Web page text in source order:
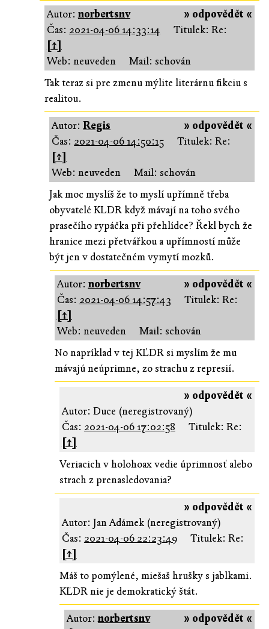
» odpovědět «
Autor:norbertsnv
Čas: 2021-04-06 14:33:14
Titulek: Re:
[↑]
Web: neuveden
Mail: schován
Tak teraz si pre zmenu mýlite literárnu fikciu s
realitou.
» odpovědět «
Autor:Regis
Čas: 2021-04-06 14:50:15
Titulek: Re:
[↑]
Web: neuveden
Mail: schován
Jak moc myslíš že to myslí upřímně třeba
obyvatelé KLDR když mávají na toho svého
prasečího rypáčka při přehlídce? Řekl bych že
hranice mezi přetvářkou a upřímností může
být jen v dostatečném vymytí mozků.
» odpovědět «
Autor:norbertsnv
Čas: 2021-04-06 14:57:43
Titulek: Re:
[↑]
Web: neuveden
Mail: schován
No napríklad v tej KĽDR si myslím že mu
mávajú neúprimne, zo strachu z represií.
» odpovědět «
Autor: Duce (neregistrovaný)
Čas: 2021-04-06 17:02:58
Titulek: Re:
[↑]
Veriacich v holohoax vedie úprimnosť alebo
strach z prenasledovania?
» odpovědět «
Autor: Jan Adámek (neregistrovaný)
Čas: 2021-04-06 22:23:49
Titulek: Re:
[↑]
Máš to pomýlené, miešaš hrušky s jablkami.
KĽDR nie je demokratický štát.
» odpovědět «
Autor:norbertsnv